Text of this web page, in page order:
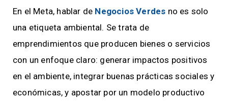
En el Meta, hablar de Negocios Verdes no es solo
una etiqueta ambiental. Se trata de
emprendimientos que producen bienes o servicios
con un enfoque claro: generar impactos positivos
en el ambiente, integrar buenas prácticas sociales y
económicas, y apostar por un modelo productivo